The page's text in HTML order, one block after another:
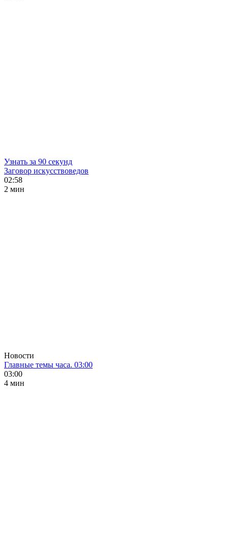
Узнать за 90 секунд
Заговор искусствоведов
02:58
2 мин
Новости
Главные темы часа. 03:00
03:00
4 мин